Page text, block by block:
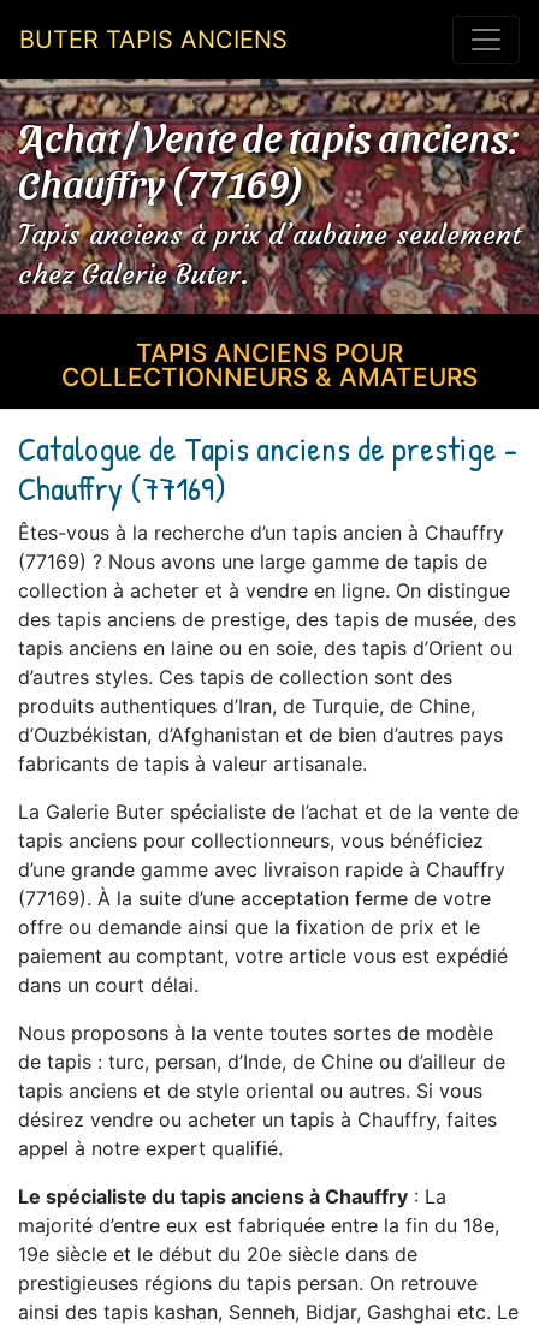
BUTER TAPIS ANCIENS
Achat / Vente de tapis anciens:
Chauffry (77169)
Tapis anciens à prix d’aubaine seulement
chez Galerie Buter.
TAPIS ANCIENS POUR
COLLECTIONNEURS & AMATEURS
Catalogue de Tapis anciens de prestige -
Chauffry (77169)
Êtes-vous à la recherche d’un tapis ancien à Chauffry
(77169) ? Nous avons une large gamme de tapis de
collection à acheter et à vendre en ligne. On distingue
des tapis anciens de prestige, des tapis de musée, des
tapis anciens en laine ou en soie, des tapis d’Orient ou
d’autres styles. Ces tapis de collection sont des
produits authentiques d’Iran, de Turquie, de Chine,
d’Ouzbékistan, d’Afghanistan et de bien d’autres pays
fabricants de tapis à valeur artisanale.
La Galerie Buter spécialiste de l’achat et de la vente de
tapis anciens pour collectionneurs, vous bénéficiez
d’une grande gamme avec livraison rapide à Chauffry
(77169). À la suite d’une acceptation ferme de votre
offre ou demande ainsi que la fixation de prix et le
paiement au comptant, votre article vous est expédié
dans un court délai.
Nous proposons à la vente toutes sortes de modèle
de tapis : turc, persan, d’Inde, de Chine ou d’ailleur de
tapis anciens et de style oriental ou autres. Si vous
désirez vendre ou acheter un tapis à Chauffry, faites
appel à notre expert qualifié.
Le spécialiste du tapis anciens à Chauffry : La
majorité d’entre eux est fabriquée entre la fin du 18e,
19e siècle et le début du 20e siècle dans de
prestigieuses régions du tapis persan. On retrouve
ainsi des tapis kashan, Senneh, Bidjar, Gashghai etc. Le